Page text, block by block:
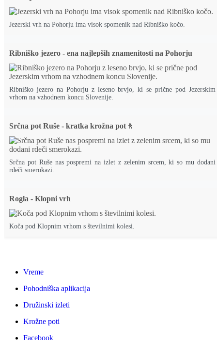
Jezerski vrh na Pohorju ima visok spomenik nad Ribniško kočo.
Ribniško jezero - ena najlepših znamenitosti na Pohorju
Ribniško jezero na Pohorju z leseno brvjo, ki se prične pod Jezerskim
vrhom na vzhodnem koncu Slovenije.
Srčna pot Ruše - kratka krožna pot🚶
Srčna pot Ruše nas pospremi na izlet z zelenim srcem, ki so mu dodani
rdeči smerokazi.
Rogla - Klopni vrh
Koča pod Klopnim vrhom s številnimi kolesi.
Vreme
Pohodniška aplikacija
Družinski izleti
Krožne poti
Facebook